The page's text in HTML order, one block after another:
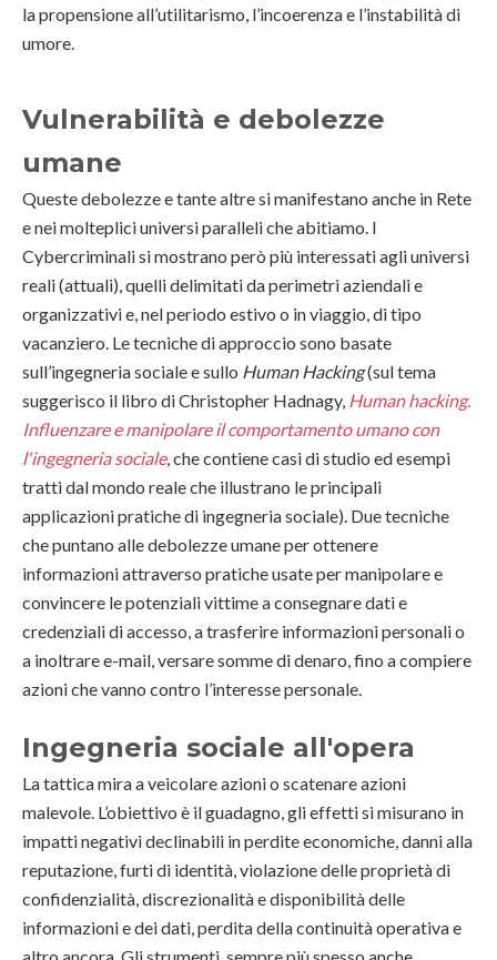
la propensione all’utilitarismo, l’incoerenza e l’instabilità di
umore.
Vulnerabilità e debolezze
umane
Queste debolezze e tante altre si manifestano anche in Rete
e nei molteplici universi paralleli che abitiamo. I
Cybercriminali si mostrano però più interessati agli universi
reali (attuali), quelli delimitati da perimetri aziendali e
organizzativi e, nel periodo estivo o in viaggio, di tipo
vacanziero. Le tecniche di approccio sono basate
sull’ingegneria sociale e sullo Human Hacking(sul tema
suggerisco il libro di Christopher Hadnagy, Human hacking.
Influenzare e manipolare il comportamento umano con
l'ingegneria sociale, che contiene casi di studio ed esempi
tratti dal mondo reale che illustrano le principali
applicazioni pratiche di ingegneria sociale). Due tecniche
che puntano alle debolezze umane per ottenere
informazioni attraverso pratiche usate per manipolare e
convincere le potenziali vittime a consegnare dati e
credenziali di accesso, a trasferire informazioni personali o
a inoltrare e-mail, versare somme di denaro, fino a compiere
azioni che vanno contro l’interesse personale.
Ingegneria sociale all'opera
La tattica mira a veicolare azioni o scatenare azioni
malevole. L’obiettivo è il guadagno, gli effetti si misurano in
impatti negativi declinabili in perdite economiche, danni alla
reputazione, furti di identità, violazione delle proprietà di
confidenzialità, discrezionalità e disponibilità delle
informazioni e dei dati, perdita della continuità operativa e
altro ancora. Gli strumenti, sempre più spesso anche